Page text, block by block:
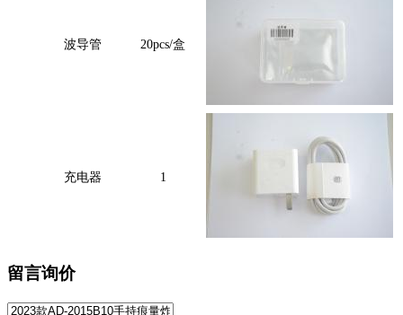
波导管 20pcs/盒
充电器 1
留言询价